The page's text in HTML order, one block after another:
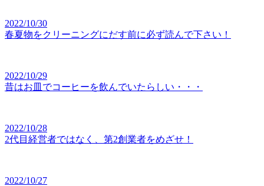
2022/10/30
春夏物をクリーニングにだす前に必ず読んで下さい！
2022/10/29
昔はお皿でコーヒーを飲んでいたらしい・・・
2022/10/28
2代目経営者ではなく、第2創業者をめざせ！
2022/10/27